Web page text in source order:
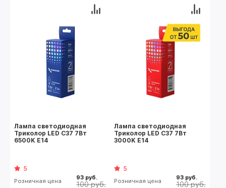
Лампа светодиодная
Триколор LED C37 7Вт
6500K E14
5
Розничная цена 93 руб.
100 руб.
Лампа светодиодная
Триколор LED C37 7Вт
3000K E14
5
Розничная цена 93 руб.
100 руб.